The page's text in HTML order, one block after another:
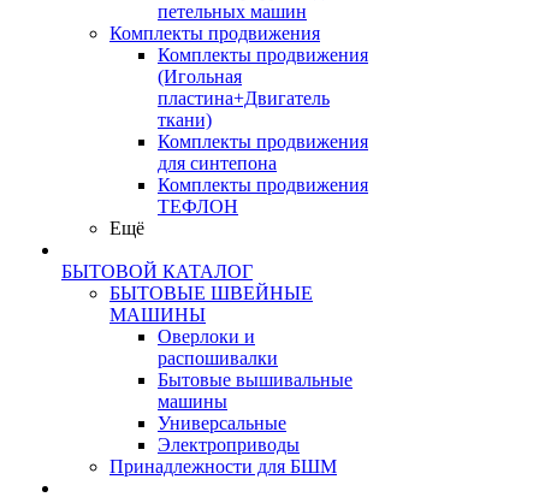
петельных машин
Комплекты продвижения
Комплекты продвижения
(Игольная
пластина+Двигатель
ткани)
Комплекты продвижения
для синтепона
Комплекты продвижения
ТЕФЛОН
Ещё
БЫТОВОЙ КАТАЛОГ
БЫТОВЫЕ ШВЕЙНЫЕ
МАШИНЫ
Оверлоки и
распошивалки
Бытовые вышивальные
машины
Универсальные
Электроприводы
Принадлежности для БШМ